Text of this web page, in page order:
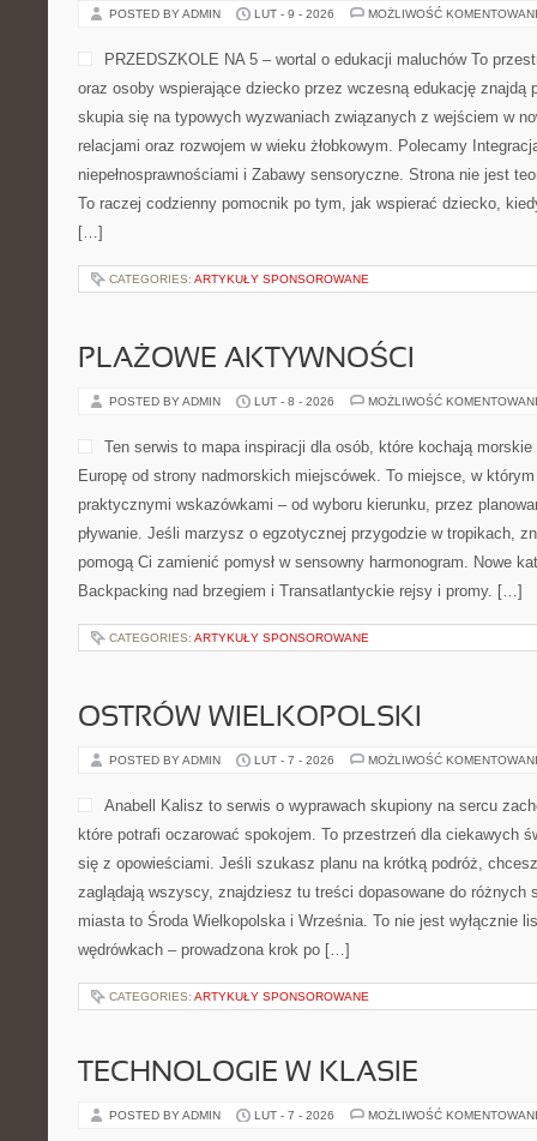
POSTED BY ADMIN LUT - 9 - 2026 MOŻLIWOŚĆ
PRZEDSZKOLE NA 5 – wortal o edukacji maluchów To
oraz osoby wspierające dziecko przez wczesną edukację znajdą
skupia się na typowych wyzwaniach związanych z wejściem w
relacjami oraz rozwojem w wieku żłobkowym. Polecamy
niepełnosprawnościami i Zabawy sensoryczne. Strona nie jest
To raczej codzienny pomocnik po tym, jak wspierać dziecko,
[…]
CATEGORIES: ARTYKUŁY SPONSOROWANE
PLAŻOWE AKTYWNOŚCI
POSTED BY ADMIN LUT - 8 - 2026 MOŻLIWOŚĆ
Ten serwis to mapa inspiracji dla osób, które kochają
Europę od strony nadmorskich miejscówek. To miejsce, w
praktycznymi wskazówkami – od wyboru kierunku, przez
pływanie. Jeśli marzysz o egzotycznej przygodzie w tropikach,
pomogą Ci zamienić pomysł w sensowny harmonogram. Nowe
Backpacking nad brzegiem i Transatlantyckie rejsy i promy. […]
CATEGORIES: ARTYKUŁY SPONSOROWANE
OSTRÓW WIELKOPOLSKI
POSTED BY ADMIN LUT - 7 - 2026 MOŻLIWOŚĆ
Anabell Kalisz to serwis o wyprawach skupiony na sercu
które potrafi oczarować spokojem. To przestrzeń dla ciekawych
się z opowieściami. Jeśli szukasz planu na krótką podróż,
zaglądają wszyscy, znajdziesz tu treści dopasowane do różnych
miasta to Środa Wielkopolska i Września. To nie jest wyłącznie
wędrówkach – prowadzona krok po […]
CATEGORIES: ARTYKUŁY SPONSOROWANE
TECHNOLOGIE W KLASIE
POSTED BY ADMIN LUT - 7 - 2026 MOŻLIWOŚĆ